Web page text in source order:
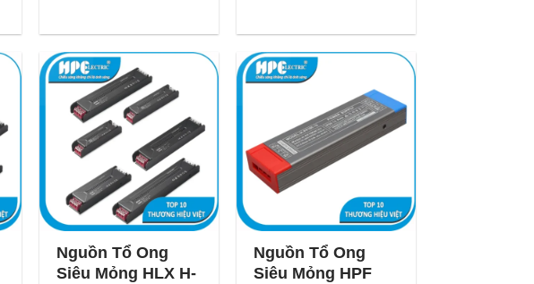
Nguồn Tổ Ong
Siêu Mỏng HLX H-
Nguồn Tổ Ong
Siêu Mỏng HPF